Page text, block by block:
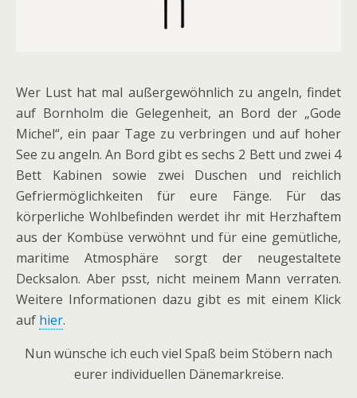
Wer Lust hat mal außergewöhnlich zu angeln, findet
auf Bornholm die Gelegenheit, an Bord der „Gode
Michel“, ein paar Tage zu verbringen und auf hoher
See zu angeln. An Bord gibt es sechs 2 Bett und zwei 4
Bett Kabinen sowie zwei Duschen und reichlich
Gefriermöglichkeiten für eure Fänge. Für das
körperliche Wohlbefinden werdet ihr mit Herzhaftem
aus der Kombüse verwöhnt und für eine gemütliche,
maritime Atmosphäre sorgt der neugestaltete
Decksalon. Aber psst, nicht meinem Mann verraten.
Weitere Informationen dazu gibt es mit einem Klick
auf hier.
Nun wünsche ich euch viel Spaß beim Stöbern nach
eurer individuellen Dänemarkreise.